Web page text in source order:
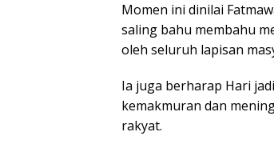
Momen ini dinilai
saling bahu membahu
oleh seluruh lapisan
Ia juga berharap Hari
kemakmuran dan
rakyat.